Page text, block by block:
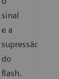
sinal
e a
supressão
do
flash.